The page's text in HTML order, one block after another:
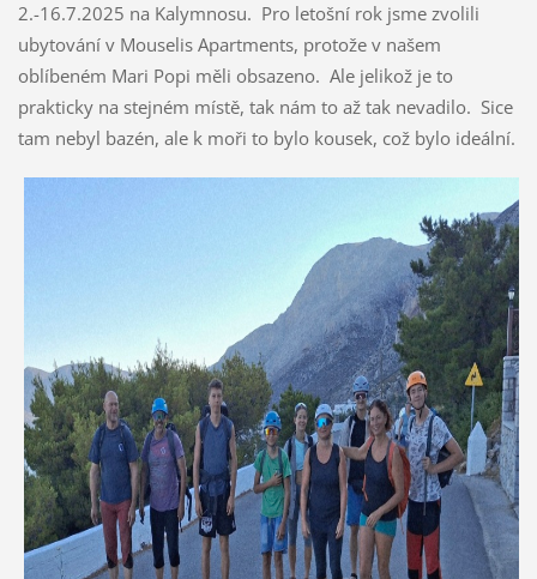
2.-16.7.2025 na Kalymnosu. Pro letošní rok jsme zvolili
ubytování v Mouselis Apartments, protože v našem
oblíbeném Mari Popi měli obsazeno. Ale jelikož je to
prakticky na stejném místě, tak nám to až tak nevadilo. Sice
tam nebyl bazén, ale k moři to bylo kousek, což bylo ideální.